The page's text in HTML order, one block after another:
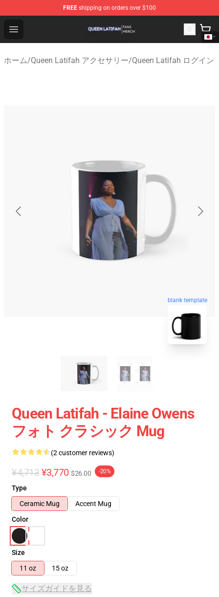
FREE shipping on orders over $100
Open menu
Queen Latifah Shop - Official Queen Latifah
ホーム/Queen Latifah アクセサリー/Queen Latifah ログイン
blank template
Queen Latifah - Elaine Owens
フォト クラシック Mug
(2 customer reviews)
¥4,713 ¥3,770 $26.00 -20%
Type
Ceramic Mug
Accent Mug
Color
Size
11 oz
15 oz
サイズガイドを見る